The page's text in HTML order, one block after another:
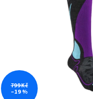
hvězdiček.
799 Kč
–19 %